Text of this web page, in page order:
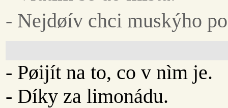
- Nejdøív chci muskýho
- Pøijít na to, co v nìm je.
- Díky za limonádu.